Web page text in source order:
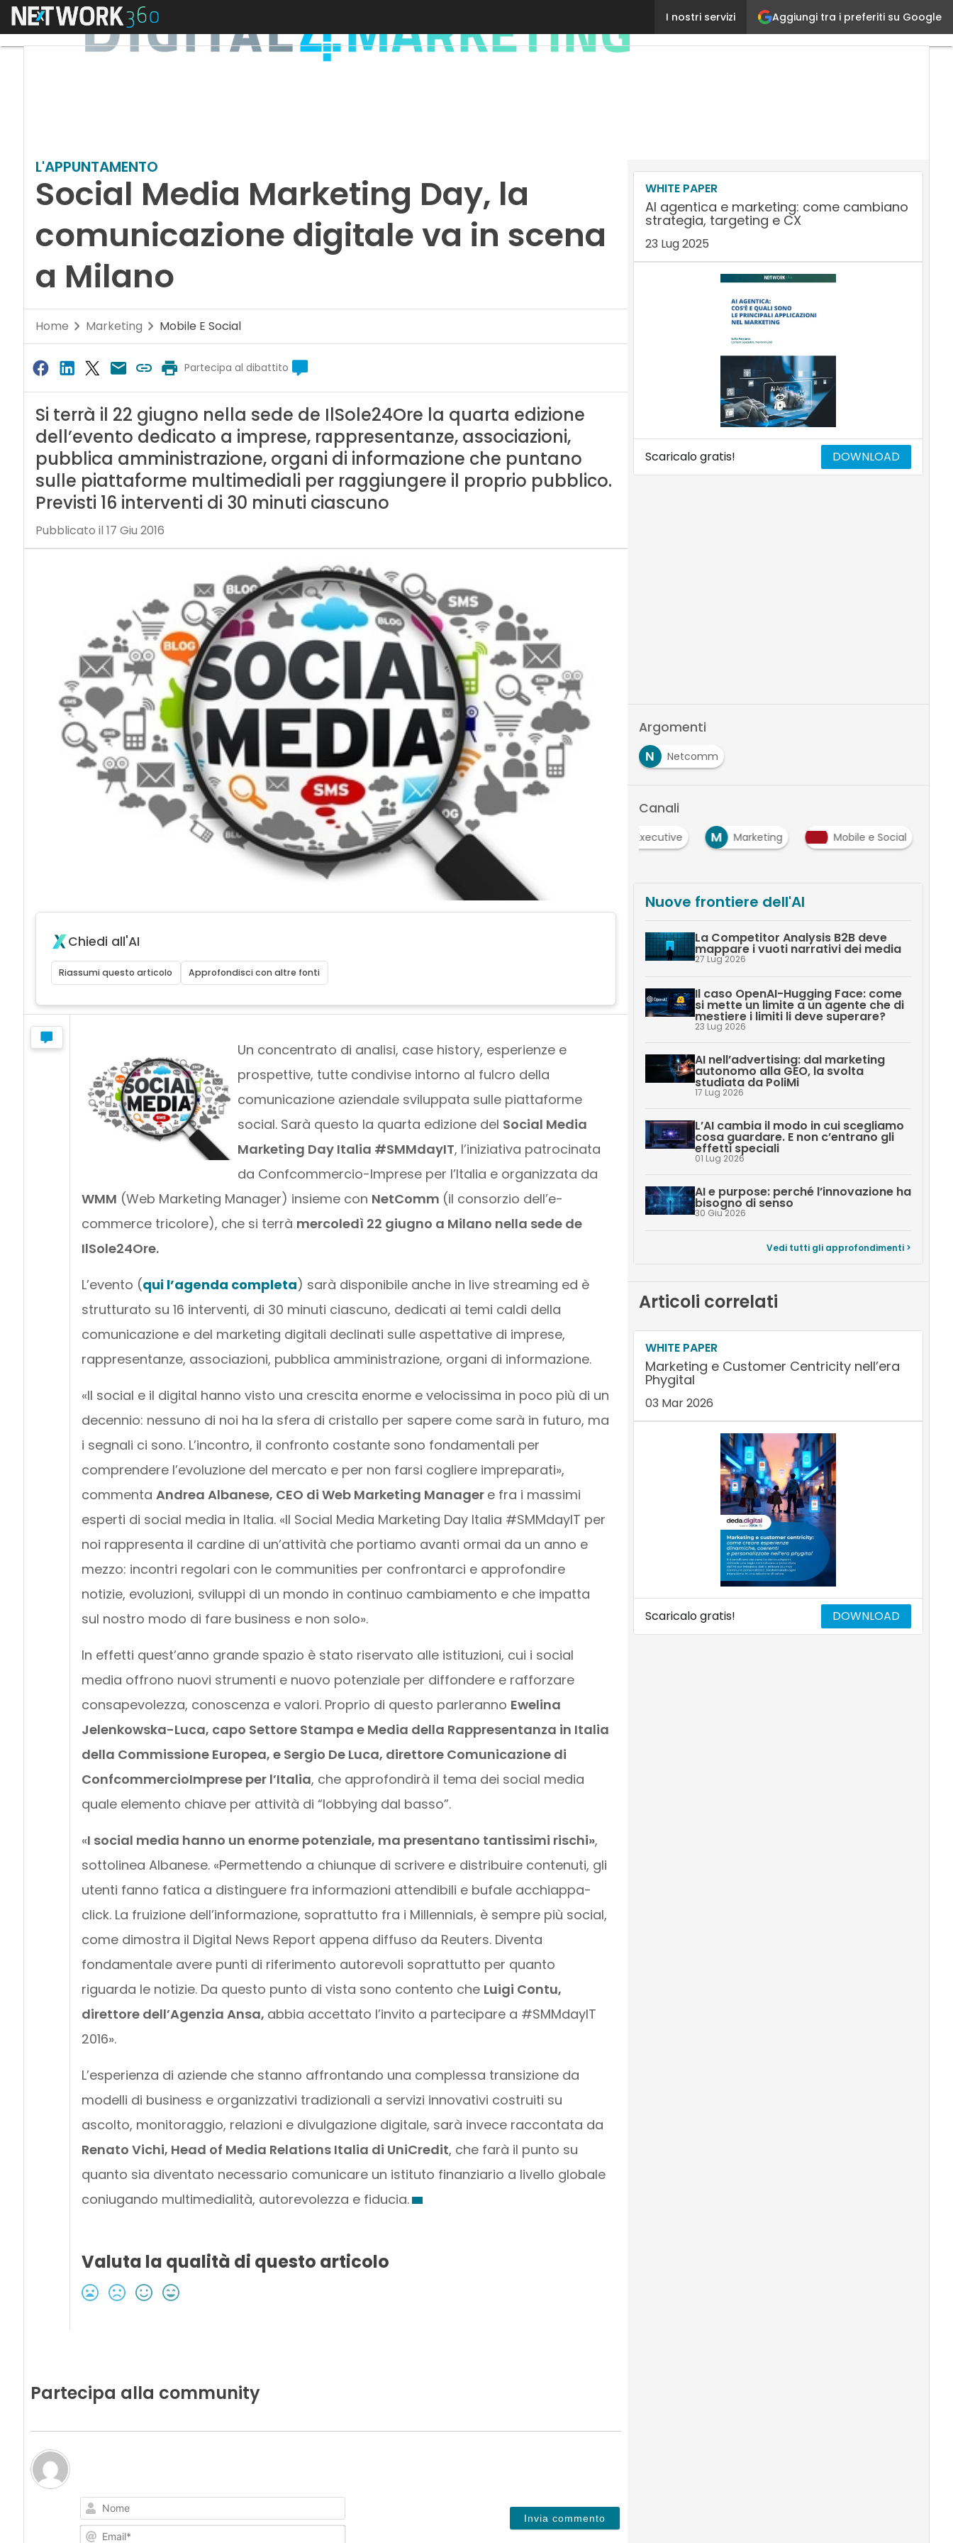
Aggiungi tra i preferiti su Google
I nostri servizi
Menu Social Media Marketing Day, la comunicazione
L'APPUNTAMENTO
Social Media Marketing Day, la
comunicazione digitale va in scena
a Milano
Home Marketing Mobile E Social
Partecipa al dibattito
Si terrà il 22 giugno nella sede de IlSole24Ore la quarta edizione
dell’evento dedicato a imprese, rappresentanze, associazioni,
pubblica amministrazione, organi di informazione che puntano
sulle piattaforme multimediali per raggiungere il proprio pubblico.
Previsti 16 interventi di 30 minuti ciascuno
Pubblicato il 17 Giu 2016
Chiedi all'AI
Riassumi questo articolo Approfondisci con altre fonti
Un concentrato di analisi, case history, esperienze e
prospettive, tutte condivise intorno al fulcro della
comunicazione aziendale sviluppata sulle piattaforme
social. Sarà questo la quarta edizione del Social Media
Marketing Day Italia #SMMdayIT, l’iniziativa patrocinata
da Confcommercio-Imprese per l’Italia e organizzata da
WMM (Web Marketing Manager) insieme con NetComm (il consorzio dell’e-
commerce tricolore), che si terrà mercoledì 22 giugno a Milano nella sede de
IlSole24Ore.
L’evento (qui l’agenda completa) sarà disponibile anche in live streaming ed è
strutturato su 16 interventi, di 30 minuti ciascuno, dedicati ai temi caldi della
comunicazione e del marketing digitali declinati sulle aspettative di imprese,
rappresentanze, associazioni, pubblica amministrazione, organi di informazione.
«Il social e il digital hanno visto una crescita enorme e velocissima in poco più di un
decennio: nessuno di noi ha la sfera di cristallo per sapere come sarà in futuro, ma
i segnali ci sono. L’incontro, il confronto costante sono fondamentali per
comprendere l’evoluzione del mercato e per non farsi cogliere impreparati»,
commenta Andrea Albanese, CEO di Web Marketing Manager e fra i massimi
esperti di social media in Italia. «Il Social Media Marketing Day Italia #SMMdayIT per
noi rappresenta il cardine di un’attività che portiamo avanti ormai da un anno e
mezzo: incontri regolari con le communities per confrontarci e approfondire
notizie, evoluzioni, sviluppi di un mondo in continuo cambiamento e che impatta
sul nostro modo di fare business e non solo».
In effetti quest’anno grande spazio è stato riservato alle istituzioni, cui i social
media offrono nuovi strumenti e nuovo potenziale per diffondere e rafforzare
consapevolezza, conoscenza e valori. Proprio di questo parleranno Ewelina
Jelenkowska-Luca, capo Settore Stampa e Media della Rappresentanza in Italia
della Commissione Europea, e Sergio De Luca, direttore Comunicazione di
ConfcommercioImprese per l’Italia, che approfondirà il tema dei social media
quale elemento chiave per attività di “lobbying dal basso”.
«I social media hanno un enorme potenziale, ma presentano tantissimi rischi»,
sottolinea Albanese. «Permettendo a chiunque di scrivere e distribuire contenuti, gli
utenti fanno fatica a distinguere fra informazioni attendibili e bufale acchiappa-
click. La fruizione dell’informazione, soprattutto fra i Millennials, è sempre più social,
come dimostra il Digital News Report appena diffuso da Reuters. Diventa
fondamentale avere punti di riferimento autorevoli soprattutto per quanto
riguarda le notizie. Da questo punto di vista sono contento che Luigi Contu,
direttore dell’Agenzia Ansa, abbia accettato l’invito a partecipare a #SMMdayIT
2016».
L’esperienza di aziende che stanno affrontando una complessa transizione da
modelli di business e organizzativi tradizionali a servizi innovativi costruiti su
ascolto, monitoraggio, relazioni e divulgazione digitale, sarà invece raccontata da
Renato Vichi, Head of Media Relations Italia di UniCredit, che farà il punto su
quanto sia diventato necessario comunicare un istituto finanziario a livello globale
coniugando multimedialità, autorevolezza e fiducia.
Valuta la qualità di questo articolo
Partecipa alla community
Nome
Email*
WHITE PAPER
AI agentica e marketing: come cambiano
strategia, targeting e CX
23 Lug 2025
Scaricalo gratis! DOWNLOAD
Argomenti
N
Netcomm
Canali
Executive M Marketing Mobile e Social
Nuove frontiere dell'AI
La Competitor Analysis B2B deve
mappare i vuoti narrativi dei media
27 Lug 2026
Il caso OpenAI-Hugging Face: come
si mette un limite a un agente che di
mestiere i limiti li deve superare?
23 Lug 2026
AI nell’advertising: dal marketing
autonomo alla GEO, la svolta
studiata da PoliMi
17 Lug 2026
L’AI cambia il modo in cui scegliamo
cosa guardare. E non c’entrano gli
effetti speciali
01 Lug 2026
AI e purpose: perché l’innovazione ha
bisogno di senso
30 Giu 2026
Vedi tutti gli approfondimenti >
Articoli correlati
WHITE PAPER
Marketing e Customer Centricity nell’era
Phygital
03 Mar 2026
Scaricalo gratis! DOWNLOAD